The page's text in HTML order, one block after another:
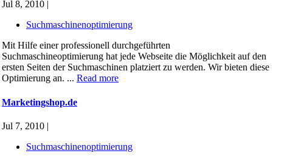
Jul 8, 2010 |
Suchmaschinenoptimierung
Mit Hilfe einer professionell durchgeführten
Suchmaschineoptimierung hat jede Webseite die Möglichkeit auf den
ersten Seiten der Suchmaschinen platziert zu werden. Wir bieten diese
Optimierung an. ... Read more
Marketingshop.de
Jul 7, 2010 |
Suchmaschinenoptimierung